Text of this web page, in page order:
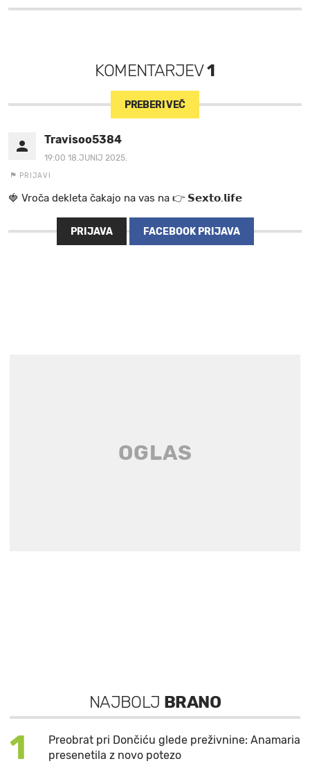
KOMENTARJEV1
PREBERI VEČ
Travisoo5384
19:00 18.JUNIJ 2025.
PRIJAVI
🍓 V r o č a d e k l e t a ča k a jo na va s n a 👉 𝗦𝗲𝘅𝘁𝗼.𝗹𝗶𝗳𝗲
PRIJAVA FACEBOOK PRIJAVA
NAJBOLJ BRANO
1
Preobrat pri Dončiću glede preživnine: Anamaria
presenetila z novo potezo